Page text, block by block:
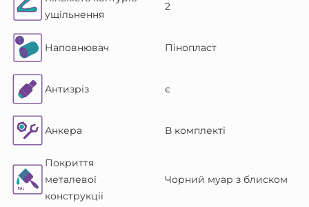
ущільнення
2
Наповнювач Пінопласт
Антизріз є
Анкера В комплекті
Покриття
металевої
конструкції
Чорний муар з блиском